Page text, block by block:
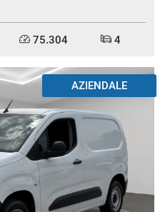
75.304 4
AZIENDALE
dell'esperienza utente